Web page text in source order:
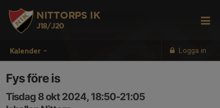
Kalender Logga in
NITTORPS IK
J18/J20
Fys före is
Tisdag 8 okt 2024, 18:50-21:05